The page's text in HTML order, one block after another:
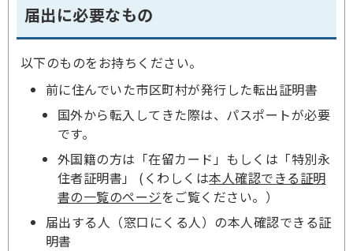
届出に必要なもの
以下のものをお持ちください。
前に住んでいた市区町村が発行した転出証明書
国外から転入してきた際は、パスポートが必要
です。
外国籍の方は「在留カード」もしくは「特別永
住者証明書」 (くわしくは本人確認できる証明
書の一覧のページをご覧ください。）
届出する人（窓口にくる人）の本人確認できる証
明書